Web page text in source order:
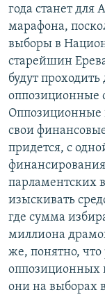
года станет
марафона,
выборы в
старейшин
будут
оппозиционные
Оппозиционные
свои
придется, с
парламентских
изыскивать
где сумма
миллиона
же, понятно, что
оппозиционных
они на выборах